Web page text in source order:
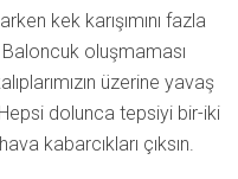
kek karışımını fazla
oluşmaması
üzerine yavaş
dolunca tepsiyi bir-iki
kabarcıkları çıksın.